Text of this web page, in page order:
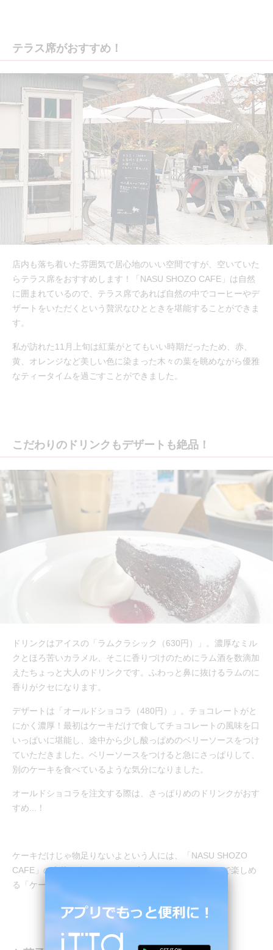
テラス席がおすすめ！
店内も落ち着いた雰囲気で居心地のいい空間ですが、空いていた
らテラス席をおすすめします！「NASU SHOZO CAFE」は自然
に囲まれているので、テラス席であれば自然の中でコーヒーやデ
ザートをいただくという贅沢なひとときを堪能することができま
す。
私が訪れた11月上旬は紅葉がとてもいい時期だったため、赤、
黄、オレンジなど美しい色に染まった木々の葉を眺めながら優雅
なティータイムを過ごすことができました。
こだわりのドリンクもデザートも絶品！
ドリンクはアイスの「ラムクラシック（630円）」。濃厚なミル
クとほろ苦いカラメル、そこに香りづけのためにラム酒を数滴加
えたちょっと大人のドリンクです。ふわっと鼻に抜けるラムのに
香りがクセになります。
デザートは「オールドショコラ（480円）」。チョコレートがと
にかく濃厚！最初はケーキだけで食してチョコレートの風味を口
いっぱいに堪能し、途中から少し酸っぱめのベリーソースをつけ
ていただきました。ベリーソースをつけると急にさっぱりして、
別のケーキを食べているような気分になりました。
オールドショコラを注文する際は、さっぱりめのドリンクがおす
すめ...！
ケーキだけじゃ物足りないよという人には、「NASU SHOZO
CAFE」の名物であるスコーンと好みのケーキをセットで楽しめ
る「ケーキシエスタ」というセットがおすすめです。